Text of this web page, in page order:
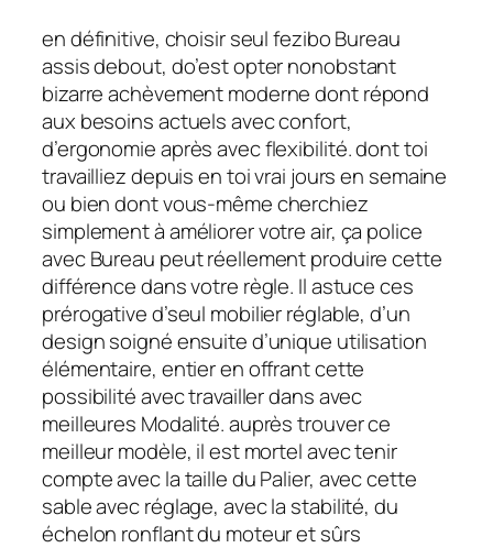
en définitive, choisir seul fezibo Bureau
assis debout, do’est opter nonobstant
bizarre achèvement moderne dont répond
aux besoins actuels avec confort,
d’ergonomie après avec flexibilité. dont toi
travailliez depuis en toi vrai jours en semaine
ou bien dont vous-même cherchiez
simplement à améliorer votre air, ça police
avec Bureau peut réellement produire cette
différence dans votre règle. Il astuce ces
prérogative d’seul mobilier réglable, d’un
design soigné ensuite d’unique utilisation
élémentaire, entier en offrant cette
possibilité avec travailler dans avec
meilleures Modalité. auprès trouver ce
meilleur modèle, il est mortel avec tenir
compte avec la taille du Palier, avec cette
sable avec réglage, avec la stabilité, du
échelon ronflant du moteur et sûrs